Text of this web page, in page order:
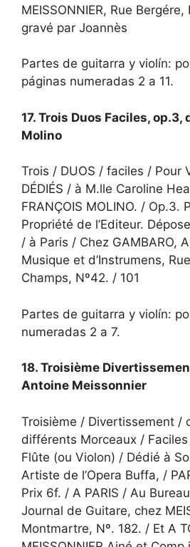
MEISSONNIER, Rue
gravé par Joannès
Partes de guitarra y violín:
páginas numeradas 2 a 11.
17. Trois Duos Faciles, op.3,
Molino
Trois / DUOS / faciles / Pour
DÉDIÉS / à M.lle Caroline
FRANÇOIS MOLINO. / Op.3.
Propriété de l’Editeur.
/ à Paris / Chez GAMBARO,
Musique et d’Instrumens,
Champs, Nº42. / 101
Partes de guitarra y violín:
numeradas 2 a 7.
18. Troisième
Antoine Meissonnier
Troisième / Divertissement /
différents Morceaux /
Flûte (ou Violon) / Dédié à
Artiste de l’Opera Buffa, /
Prix 6f. / A PARIS / Au
Journal de Guitare, chez
Montmartre, Nº. 182. / Et A